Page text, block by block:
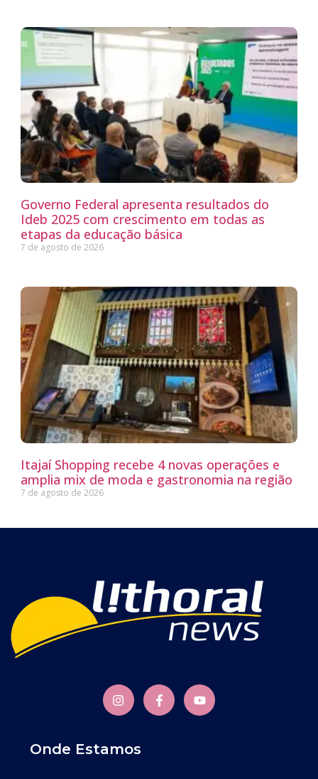
Governo Federal apresenta resultados do
Ideb 2025 com crescimento em todas as
etapas da educação básica
7 de agosto de 2026
Itajaí Shopping recebe 4 novas operações e
amplia mix de moda e gastronomia na região
7 de agosto de 2026
Onde Estamos